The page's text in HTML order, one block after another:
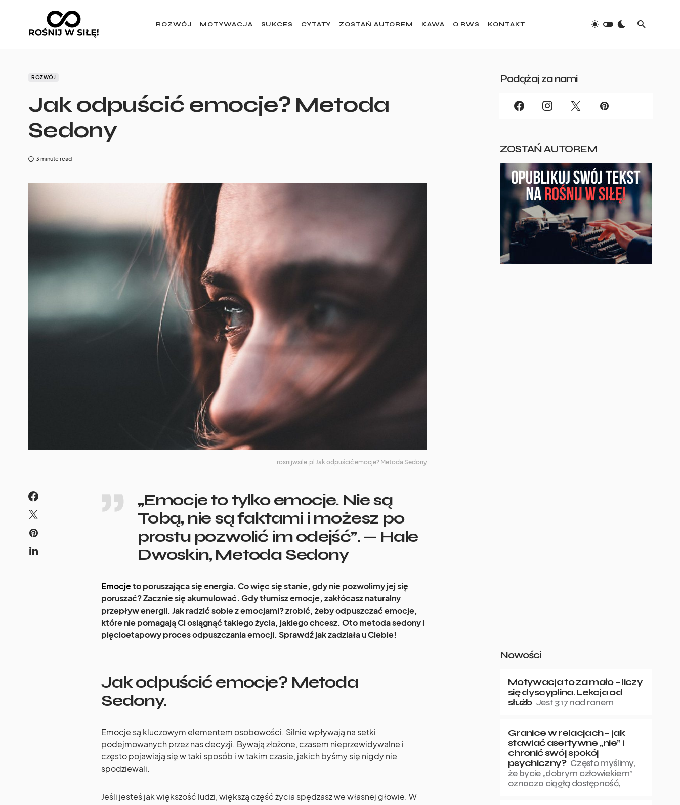
ROZWÓJ MOTYWACJA SUKCES CYTATY ZOSTAŃ AUTOREM KAWA O RWS KONTAKT
ROZWÓJ
Jak odpuścić emocje? Metoda
Sedony
3 minute read
rosnijwsile.pl Jak odpuścić emocje? Metoda Sedony
„Emocje to tylko emocje. Nie są
Tobą, nie są faktami i możesz po
prostu pozwolić im odejść”. — Hale
Dwoskin, Metoda Sedony
Emocjeto poruszająca się energia. Co więc się stanie, gdy nie pozwolimy jej się
poruszać? Zacznie się akumulować. Gdy tłumisz emocje, zakłócasz naturalny
przepływ energii. Jak radzić sobie z emocjami? zrobić, żeby odpuszczać emocje,
które nie pomagają Ci osiągnąć takiego życia, jakiego chcesz. Oto metoda sedony i
pięcioetapowy proces odpuszczania emocji. Sprawdź jak zadziała u Ciebie!
Jak odpuścić emocje? Metoda
Sedony.
Emocje są kluczowym elementem osobowości. Silnie wpływają na setki
podejmowanych przez nas decyzji. Bywają złożone, czasem nieprzewidywalne i
często pojawiają się w taki sposób i w takim czasie, jakich byśmy się nigdy nie
spodziewali.
Jeśli jesteś jak większość ludzi, większą część życia spędzasz we własnej głowie. W
Podążaj za nami
ZOSTAŃ AUTOREM
Nowości
Motywacja to za mało – liczy
się dyscyplina. Lekcja od
służb Jest 3:17 nad ranem
Granice w relacjach – jak
stawiać asertywne „nie” i
chronić swój spokój
psychiczny? Często myślimy,
że bycie „dobrym człowiekiem”
oznacza ciągłą dostępność,